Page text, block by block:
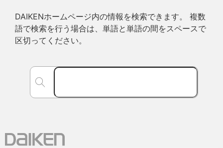
DAIKENホームページ内の情報を検索できます。 複数
語で検索を行う場合は、単語と単語の間をスペースで
区切ってください。